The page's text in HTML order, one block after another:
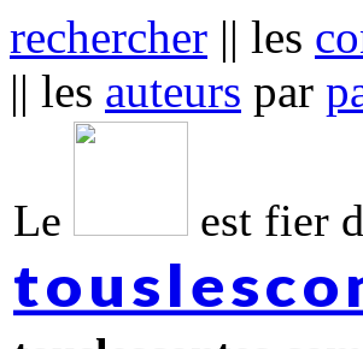
rechercher || les
|| les auteurs par
Le est fier